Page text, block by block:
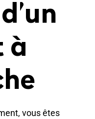
à
vous êtes